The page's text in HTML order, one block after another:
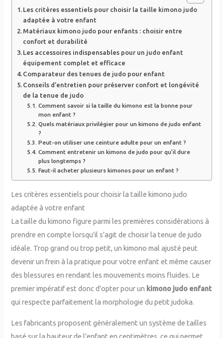
Les critères essentiels pour choisir la taille kimono judo
adaptée à votre enfant
Matériaux kimono judo pour enfants : choisir entre
confort et durabilité
Les accessoires indispensables pour un judo enfant
équipement complet et efficace
Comparateur des tenues de judo pour enfant
Conseils d’entretien pour préserver confort et longévité
de la tenue de judo
Comment savoir si la taille du kimono est la bonne pour
mon enfant ?
Quels matériaux privilégier pour un kimono de judo enfant
?
Peut-on utiliser une ceinture adulte pour un enfant ?
Comment entretenir un kimono de judo pour qu’il dure
plus longtemps ?
Faut-il acheter plusieurs kimonos pour un enfant ?
Les critères essentiels pour choisir la taille kimono judo
adaptée à votre enfant
La taille du kimono figure parmi les premières considérations à
prendre en compte lorsqu’il s’agit de choisir la tenue de judo
idéale. Trop grand ou trop petit, un kimono mal ajusté peut
devenir un frein à la pratique pour votre enfant et même causer
des blessures en rendant les mouvements moins fluides. Le
premier impératif est donc d’opter pour un kimono judo enfant
qui respecte parfaitement la morphologie du petit judoka.
Les fabricants proposent généralement un système de tailles
basé sur la hauteur de l’enfant en centimètres, ce qui permet